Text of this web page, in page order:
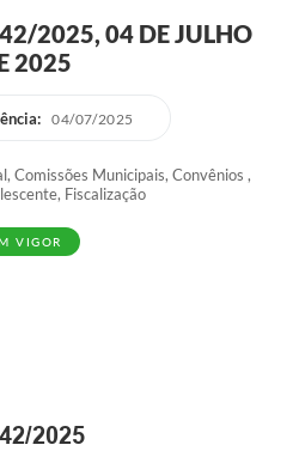
2025, 04 DE JULHO
2025
04/07/2025
Comissões Municipais, Convênios ,
Fiscalização
VIGOR
2025